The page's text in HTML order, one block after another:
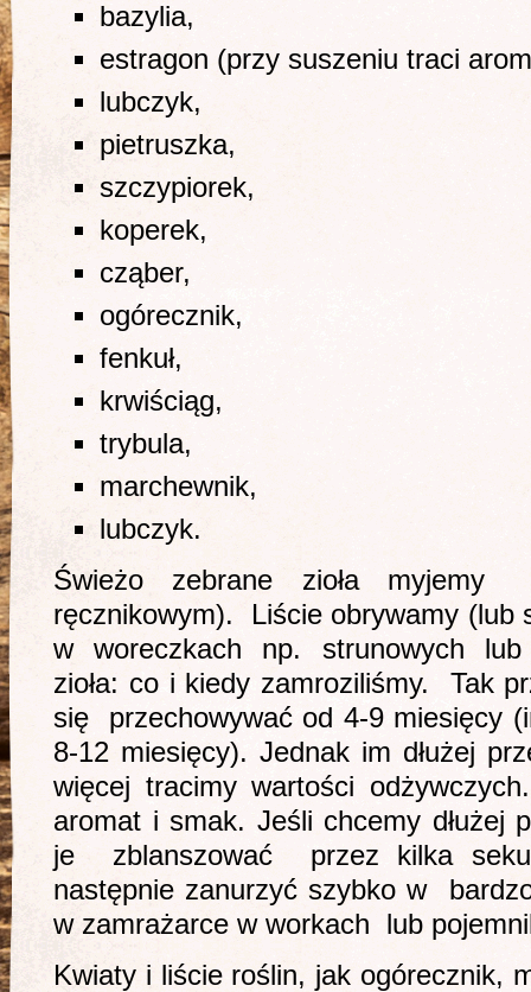
bazylia,
estragon (przy suszeniu traci
lubczyk,
pietruszka,
szczypiorek,
koperek,
cząber,
ogórecznik,
fenkuł,
krwiściąg,
trybula,
marchewnik,
lubczyk.
Świeżo zebrane zioła myjemy
ręcznikowym). Liście obrywamy (lub
w woreczkach np. strunowych lub
zioła: co i kiedy zamroziliśmy. Tak
się przechowywać od 4-9 miesięcy
8-12 miesięcy). Jednak im dłużej
więcej tracimy wartości
aromat i smak. Jeśli chcemy dłużej
je zblanszować przez kilka
następnie zanurzyć szybko w
w zamrażarce w workach lub
Kwiaty i liście roślin, jak ogórecznik,